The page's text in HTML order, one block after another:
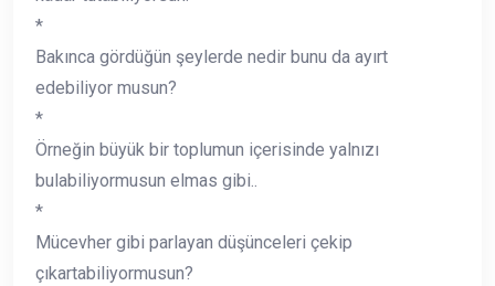
*
Bakınca gördüğün şeylerde nedir bunu da ayırt
edebiliyor musun?
*
Örneğin büyük bir toplumun içerisinde yalnızı
bulabiliyormusun elmas gibi..
*
Mücevher gibi parlayan düşünceleri çekip
çıkartabiliyormusun?